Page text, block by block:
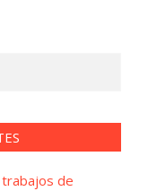
trabajos de